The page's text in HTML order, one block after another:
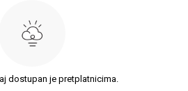
dostupan je pretplatnicima.